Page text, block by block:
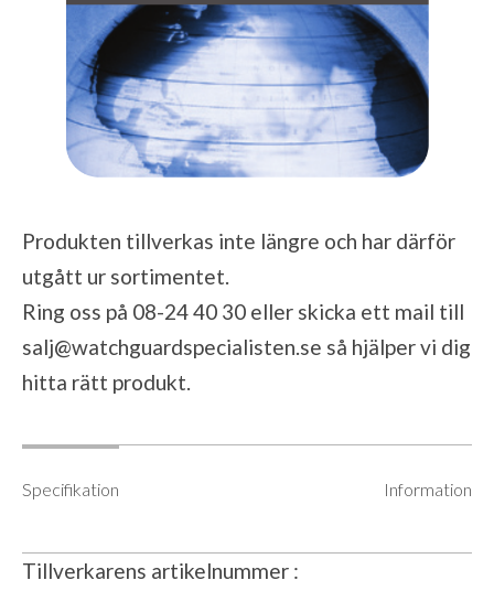
Produkten tillverkas inte längre och har därför
utgått ur sortimentet.
Ring oss på 08-24 40 30 eller skicka ett mail till
salj@watchguardspecialisten.se så hjälper vi dig
hitta rätt produkt.
Specifikation Information
Tillverkarens artikelnummer